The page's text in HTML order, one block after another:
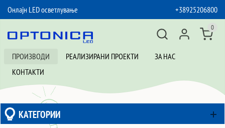
Онлајн LED осветлување
+38925206800
ПРОИЗВОДИ РЕАЛИЗИРАНИ ПРОЕКТИ
ЗА НАС
КОНТАКТИ
0
КАТЕГОРИИ